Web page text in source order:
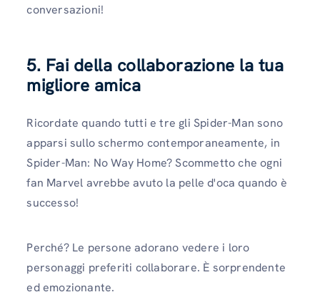
conversazioni!
5. Fai della collaborazione la tua
migliore amica
Ricordate quando tutti e tre gli Spider-Man sono
apparsi sullo schermo contemporaneamente, in
Spider-Man: No Way Home? Scommetto che ogni
fan Marvel avrebbe avuto la pelle d'oca quando è
successo!
Perché? Le persone adorano vedere i loro
personaggi preferiti collaborare. È sorprendente
ed emozionante.